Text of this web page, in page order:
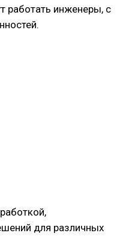
работать инженеры, с
для различных